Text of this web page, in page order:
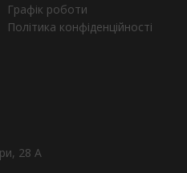
Графік роботи
Політика конфіденційності
28 А